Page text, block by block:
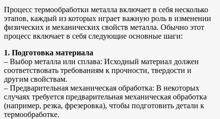
Процесс термообработки металла включает в себя несколько
этапов, каждый из которых играет важную роль в изменении
физических и механических свойств металла. Обычно этот
процесс включает в себя следующие основные шаги:
1. Подготовка материала
– Выбор металла или сплава: Исходный материал должен
соответствовать требованиям к прочности, твердости и
другим свойствам.
– Предварительная механическая обработка: В некоторых
случаях требуется предварительная механическая обработка
(например, резка, фрезеровка), чтобы подготовить детали к
термообработке.